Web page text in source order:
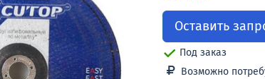
Оставить
Под заказ
Возможно